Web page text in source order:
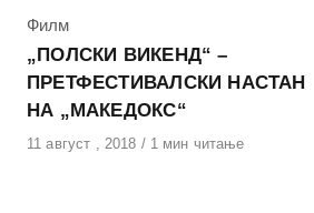
КАтегорија
Филм
„ПОЛСКИ ВИКЕНД“ –
ПРЕТФЕСТИВАЛСКИ НАСТАН
НА „МАКЕДОКС“
Објавено
11 август , 2018 1 мин читање